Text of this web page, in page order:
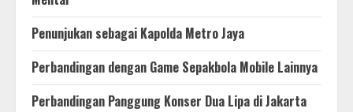
Penunjukan sebagai Kapolda Metro Jaya
Perbandingan dengan Game Sepakbola Mobile Lainnya
Perbandingan Panggung Konser Dua Lipa di Jakarta